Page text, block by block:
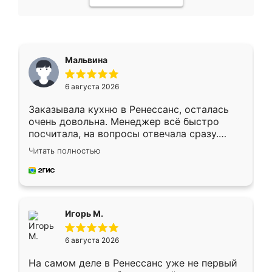
Мальвина
6 августа 2026
Заказывала кухню в Ренессанс, осталась
очень довольна. Менеджер всё быстро
посчитала, на вопросы отвечала сразу.
Замерщик приехал в субботу, подошёл к
делу со всей ответственностью. Собрали
за день, ребята работали аккуратно, даже
Читать полностью
Игорь М.
6 августа 2026
На самом деле в Ренессанс уже не первый